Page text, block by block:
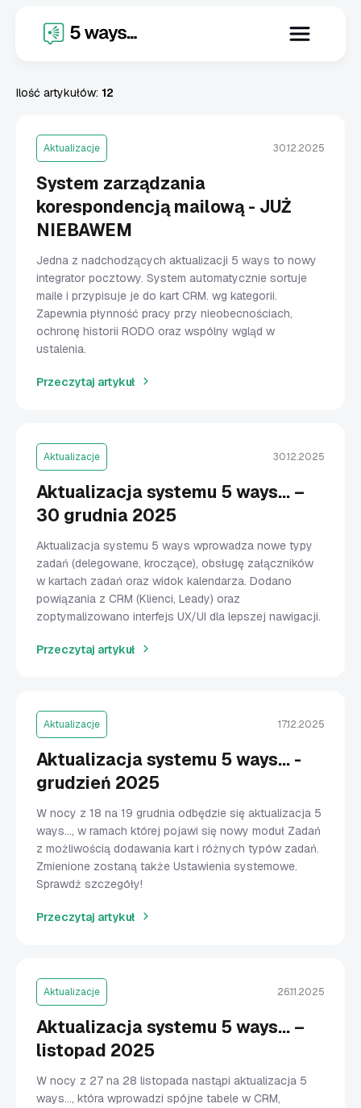
Aktualizacje
Ilość artykułów: 12
Aktualizacje 30.12.2025
System zarządzania
korespondencją mailową - JUŻ
NIEBAWEM
Jedna z nadchodzących aktualizacji 5 ways to nowy
integrator pocztowy. System automatycznie sortuje
maile i przypisuje je do kart CRM. wg kategorii.
Zapewnia płynność pracy przy nieobecnościach,
ochronę historii RODO oraz wspólny wgląd w
ustalenia.
Przeczytaj artykuł
Aktualizacje 30.12.2025
Aktualizacja systemu 5 ways… –
30 grudnia 2025
Aktualizacja systemu 5 ways wprowadza nowe typy
zadań (delegowane, kroczące), obsługę załączników
w kartach zadań oraz widok kalendarza. Dodano
powiązania z CRM (Klienci, Leady) oraz
zoptymalizowano interfejs UX/UI dla lepszej nawigacji.
Przeczytaj artykuł
Aktualizacje 17.12.2025
Aktualizacja systemu 5 ways... -
grudzień 2025
W nocy z 18 na 19 grudnia odbędzie się aktualizacja 5
ways…, w ramach której pojawi się nowy moduł Zadań
z możliwością dodawania kart i różnych typów zadań.
Zmienione zostaną także Ustawienia systemowe.
Sprawdź szczegóły!
Przeczytaj artykuł
Aktualizacje 26.11.2025
Aktualizacja systemu 5 ways... –
listopad 2025
W nocy z 27 na 28 listopada nastąpi aktualizacja 5
ways…, która wprowadzi spójne tabele w CRM,